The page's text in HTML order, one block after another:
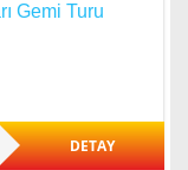
Gemi Turu
DETAY